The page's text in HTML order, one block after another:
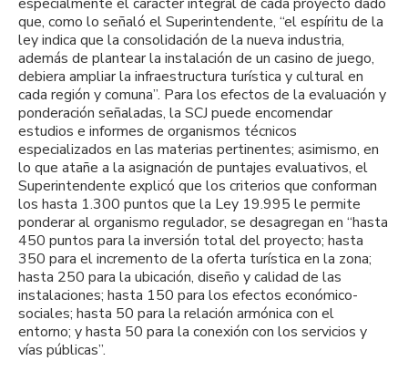
que, como lo señaló el Superintendente, “el espíritu de la
ley indica que la consolidación de la nueva industria,
además de plantear la instalación de un casino de juego,
debiera ampliar la infraestructura turística y cultural en
cada región y comuna”. Para los efectos de la evaluación y
ponderación señaladas, la SCJ puede encomendar
estudios e informes de organismos técnicos
especializados en las materias pertinentes; asimismo, en
lo que atañe a la asignación de puntajes evaluativos, el
Superintendente explicó que los criterios que conforman
los hasta 1.300 puntos que la Ley 19.995 le permite
ponderar al organismo regulador, se desagregan en “hasta
450 puntos para la inversión total del proyecto; hasta
350 para el incremento de la oferta turística en la zona;
hasta 250 para la ubicación, diseño y calidad de las
instalaciones; hasta 150 para los efectos económico-
sociales; hasta 50 para la relación armónica con el
entorno; y hasta 50 para la conexión con los servicios y
vías públicas”.